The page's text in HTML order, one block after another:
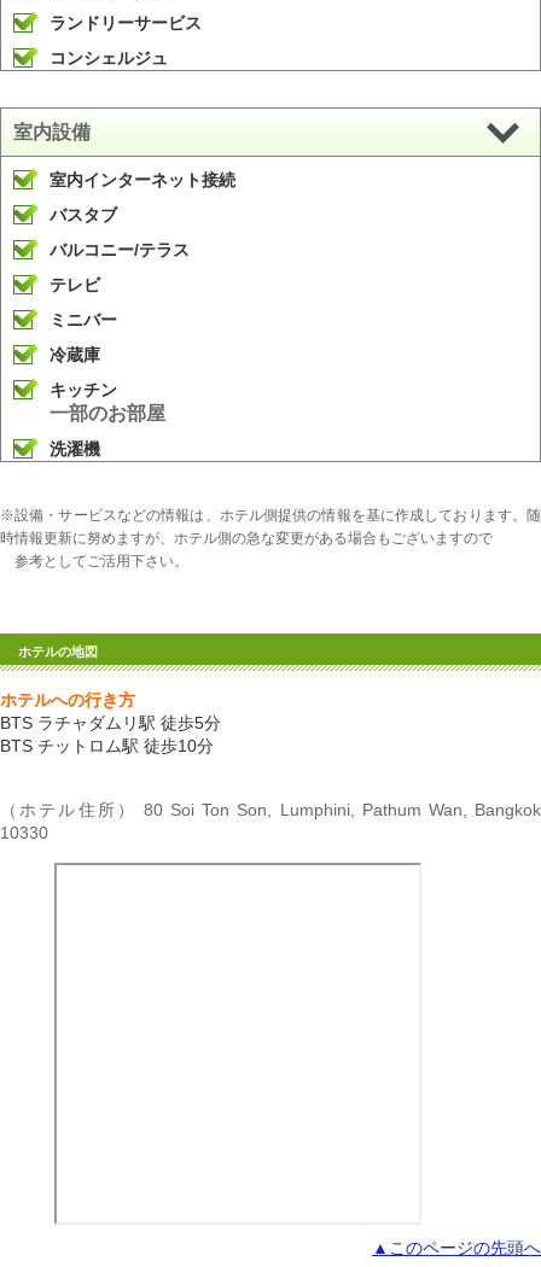
ランドリーサービス
コンシェルジュ
室内設備
室内インターネット接続
バスタブ
バルコニー/テラス
テレビ
ミニバー
冷蔵庫
キッチン
一部のお部屋
洗濯機
※設備・サービスなどの情報は、ホテル側提供の情報を基に作成しております。随
時情報更新に努めますが、ホテル側の急な変更がある場合もございますので
参考としてご活用下さい。
ホテルの地図
ホテルへの行き方
BTS ラチャダムリ駅 徒歩5分
BTS チットロム駅 徒歩10分
（ホテル住所） 80 Soi Ton Son, Lumphini, Pathum Wan, Bangkok
10330
▲このページの先頭へ